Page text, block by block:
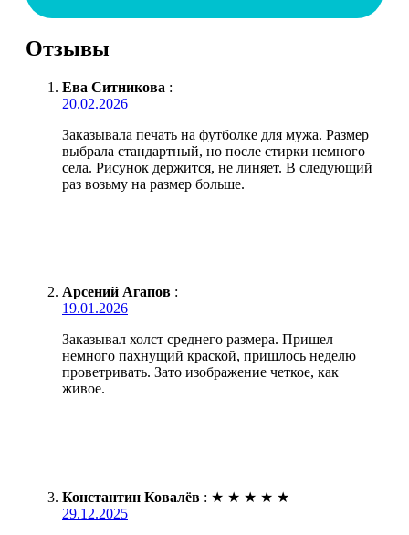
Отзывы
Ева Ситникова :
20.02.2026
Заказывала печать на футболке для мужа. Размер
выбрала стандартный, но после стирки немного
села. Рисунок держится, не линяет. В следующий
раз возьму на размер больше.
Арсений Агапов :
19.01.2026
Заказывал холст среднего размера. Пришел
немного пахнущий краской, пришлось неделю
проветривать. Зато изображение четкое, как
живое.
Константин Ковалёв : ★ ★ ★ ★ ★
29.12.2025